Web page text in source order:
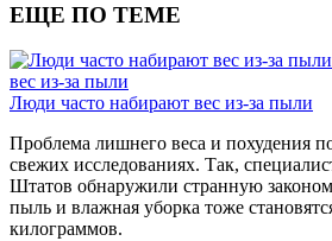
ЕЩЕ ПО ТЕМЕ
вес из-за пыли
Люди часто набирают вес из-за пыли
Проблема лишнего веса и похудения
свежих исследованиях. Так,
Штатов обнаружили странную
пыль и влажная уборка тоже
килограммов.